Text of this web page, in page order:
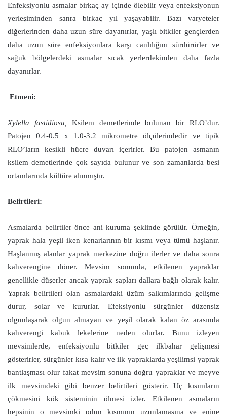
Enfeksiyonlu asmalar birkaç ay içinde ölebilir veya enfeksiyonun
yerleşiminden sanra birkaç yıl yaşayabilir. Bazı varyeteler
diğerlerinden daha uzun süre dayanırlar, yaşlı bitkiler gençlerden
daha uzun süre enfeksiyonlara karşı canlılığını sürdürürler ve
sağuk bölgelerdeki asmalar sıcak yerlerdekinden daha fazla
dayanırlar.
Etmeni:
Xylella fastidiosa, Ksilem demetlerinde bulunan bir RLO’dur.
Patojen 0.4-0.5 x 1.0-3.2 mikrometre ölçülerindedir ve tipik
RLO’ların kesikli hücre duvarı içerirler. Bu patojen asmanın
ksilem demetlerinde çok sayıda bulunur ve son zamanlarda besi
ortamlarında kültüre alınmıştır.
Belirtileri:
Asmalarda belirtiler önce ani kuruma şeklinde görülür. Örneğin,
yaprak hala yeşil iken kenarlarının bir kısmı veya tümü haşlanır.
Haşlanmış alanlar yaprak merkezine doğru ilerler ve daha sonra
kahverengine döner. Mevsim sonunda, etkilenen yapraklar
genellikle düşerler ancak yaprak sapları dallara bağlı olarak kalır.
Yaprak belirtileri olan asmalardaki üzüm salkımlarında gelişme
durur, solar ve kururlar. Efeksiyonlu sürgünler düzensiz
olgunlaşarak olgun almayan ve yeşil olarak kalan öz arasında
kahverengi kabuk lekelerine neden olurlar. Bunu izleyen
mevsimlerde, enfeksiyonlu bitkiler geç ilkbahar gelişmesi
gösterirler, sürgünler kısa kalır ve ilk yapraklarda yeşilimsi yaprak
bantlaşması olur fakat mevsim sonuna doğru yapraklar ve meyve
ilk mevsimdeki gibi benzer belirtileri gösterir. Uç kısımların
çökmesini kök sisteminin ölmesi izler. Etkilenen asmaların
hepsinin o mevsimki odun kısmının uzunlamasına ve enine